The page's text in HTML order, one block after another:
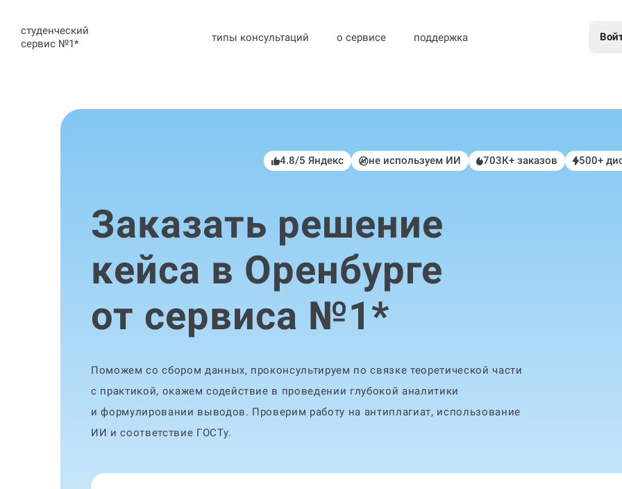
студенческий
сервис №1* типы консультаций о сервисе поддержка
4.8/5 Яндекс не используем ИИ 703К+ заказов 500+
Заказать решение
кейса в Оренбурге
от сервиса №1*
Поможем со сбором данных, проконсультируем по связке теоретической части
с практикой, окажем содействие в проведении глубокой аналитики
и формулировании выводов. Проверим работу на антиплагиат, использование
ИИ и соответствие ГОСТу.